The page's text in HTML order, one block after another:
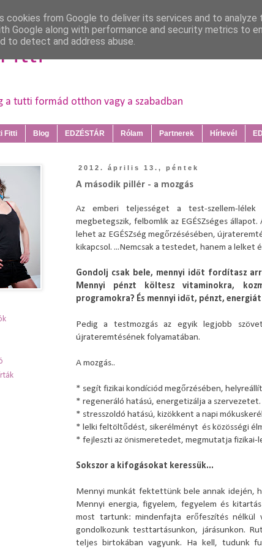
a tutti formád otthon vagy a szabadban
Fitti Blog EDZÉSTÁR Rólam Partnerek Hírlevél
2012. április 13., péntek
A második pillér - a mozgás
Az emberi teljességet a test-szellem-
megbetegszik, felbomlik az EGÉSZséges
lehet az EGÉSZség megőrzésésében,
kikapcsol. ...Nemcsak a testedet, hanem a lelket
Gondolj csak bele, mennyi időt fordítasz
Mennyi pénzt költesz vitaminokra,
programokra? És mennyi időt, pénzt,
Pedig a testmozgás az egyik legjobb
újrateremtésének folyamatában.
A mozgás..
* segít fizikai kondíciód megőrzésében,
* regeneráló hatású, energetizálja a szervezetet.
* stresszoldó hatású, kizökkent a napi
* lelki feltöltődést, sikerélményt és közösségi
* fejleszti az önismeretedet, megmutatja fizikai-
Sokszor a kifogásokat keressük...
Mennyi munkát fektettünk bele annak idején,
Mennyi energia, figyelem, fegyelem és
most tartunk: mindenfajta erőfeszítés nélkül
gondolkozunk testtartásunkon, járásunkon.
teljes birtokában vagyunk. Ha kell, tudunk
cookies from Google to deliver its services and to analyze
Google along with performance and security metrics to
to detect and address abuse.